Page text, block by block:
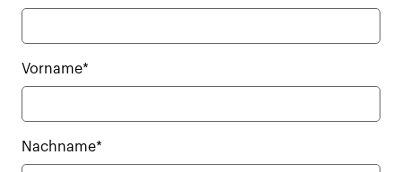
Vorname*
Nachname*